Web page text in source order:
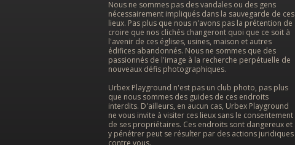
Nous ne sommes pas des vandales ou des gens
nécessairement impliqués dans la sauvegarde de ces
lieux. Pas plus que nous n'avons pas la prétention de
croire que nos clichés changeront quoi que ce soit à
l'avenir de ces églises, usines, maison et autres
édifices abandonnés. Nous ne sommes que des
passionnés de l'image à la recherche perpétuelle de
nouveaux défis photographiques.
Urbex Playground n'est pas un club photo, pas plus
que nous sommes des guides de ces endroits
interdits. D'ailleurs, en aucun cas, Urbex Playground
ne vous invite à visiter ces lieux sans le consentement
de ses propriétaires. Ces endroits sont dangereux et
y pénétrer peut se résulter par des actions juridiques
contre vous.